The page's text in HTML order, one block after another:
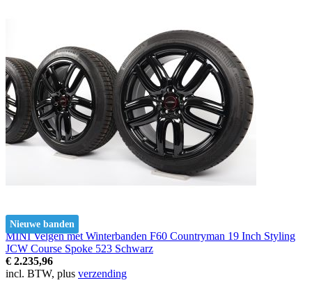
Nieuwe banden
MINI Velgen met Winterbanden F60 Countryman 19 Inch Styling
JCW Course Spoke 523 Schwarz
€ 2.235,96
incl. BTW, plus verzending